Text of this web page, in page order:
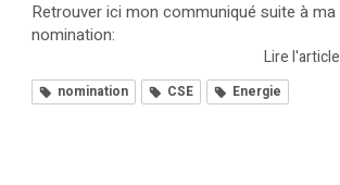
Retrouver ici mon communiqué suite à ma
nomination:
Lire l'article
nomination CSE Energie